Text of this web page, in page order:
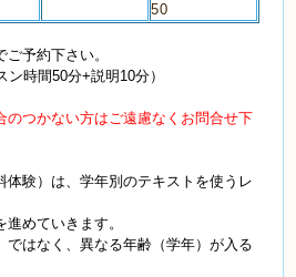
50
予約下さい。
ン時間50分+説明 10分）
つかない方はご遠慮なくお問合せ下
体験）は、学年別のテキストを使うレ
めていきます。
ではなく、異なる年齢（学年）が入る